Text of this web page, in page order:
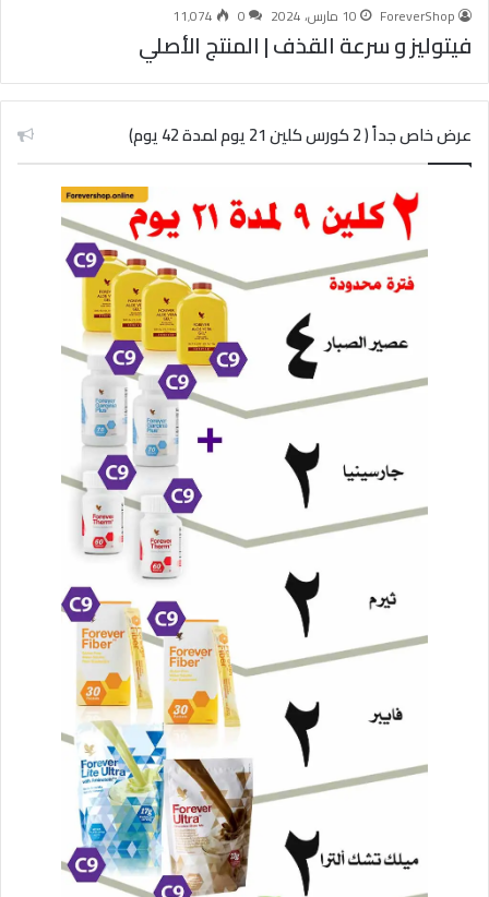
ForeverShop 10 مارس، 2024 0 11٬074
فيتوليز و سرعة القذف | المنتج الأصلي
عرض خاص جداً ( 2 كورس كلين 21 يوم لمدة 42 يوم)